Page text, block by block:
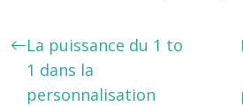
La puissance du 1 to
1 dans la
personnalisation